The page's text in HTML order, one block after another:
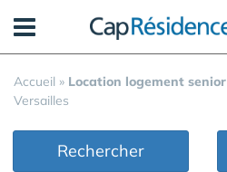
Accueil » Location logement senior
Versailles
Rechercher